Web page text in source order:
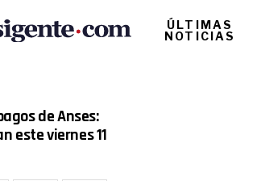
ÚLTIMAS
NOTICIAS
de Anses:
este viernes 11